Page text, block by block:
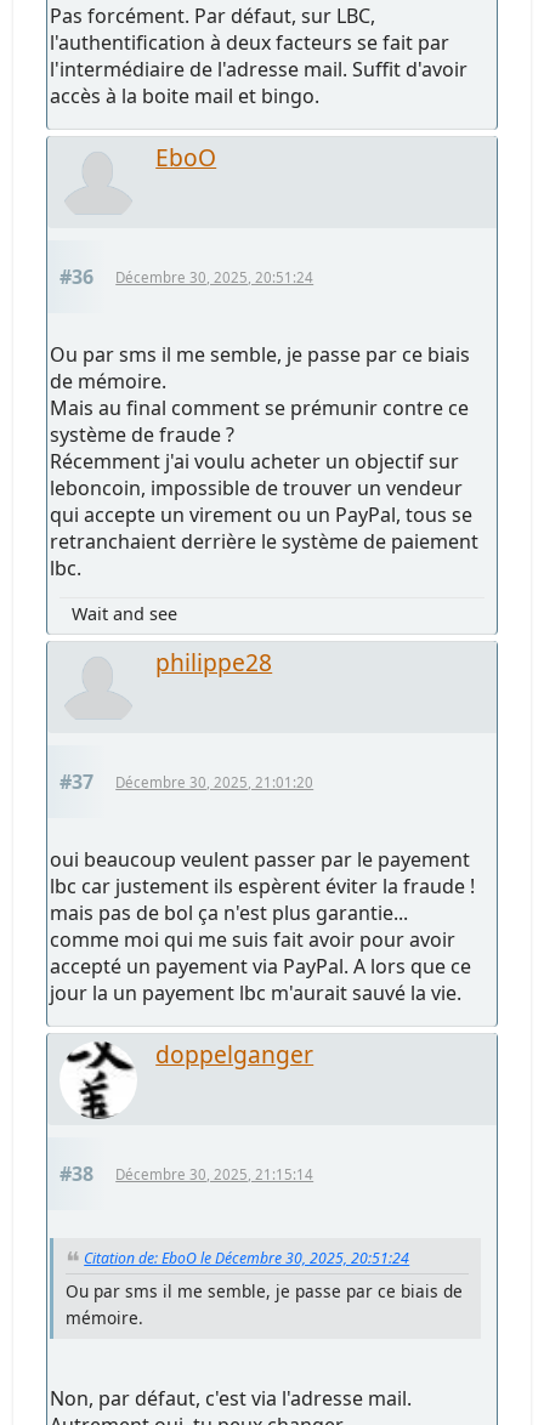
Pas forcément. Par défaut, sur LBC,
l'authentification à deux facteurs se fait par
l'intermédiaire de l'adresse mail. Suffit d'avoir
accès à la boite mail et bingo.
EboO
#36 Décembre 30, 2025, 20:51:24
Ou par sms il me semble, je passe par ce biais
de mémoire.
Mais au final comment se prémunir contre ce
système de fraude ?
Récemment j'ai voulu acheter un objectif sur
leboncoin, impossible de trouver un vendeur
qui accepte un virement ou un PayPal, tous se
retranchaient derrière le système de paiement
lbc.
Wait and see
philippe28
#37 Décembre 30, 2025, 21:01:20
oui beaucoup veulent passer par le payement
lbc car justement ils espèrent éviter la fraude !
mais pas de bol ça n'est plus garantie...
comme moi qui me suis fait avoir pour avoir
accepté un payement via PayPal. A lors que ce
jour la un payement lbc m'aurait sauvé la vie.
doppelganger
#38 Décembre 30, 2025, 21:15:14
Citation de: EboO le Décembre 30, 2025, 20:51:24
Ou par sms il me semble, je passe par ce biais de
mémoire.
Non, par défaut, c'est via l'adresse mail.